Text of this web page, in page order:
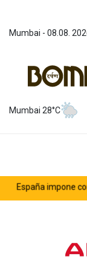
Mumbai - 08.08.
Mumbai 28°C
impone